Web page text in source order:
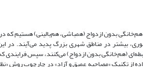
بدون ازدواج (همباشی، هم‌بالینی) هستیم که در
بیشتر در مناطق شهری بزرگ پدید می‌آیند. در
(هم‌‌خانگی بدون ازدواج) می‌کنند، سپس فرایندی